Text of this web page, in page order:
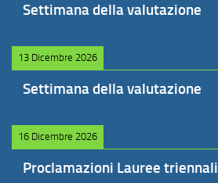
Settimana della valutazione
13 Dicembre 2026
Settimana della valutazione
16 Dicembre 2026
Proclamazioni Lauree triennali